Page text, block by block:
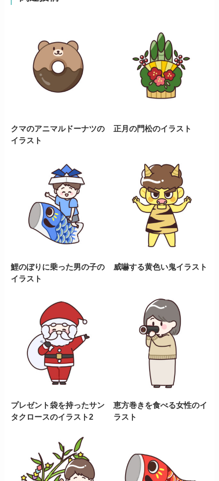
クマのアニマルドーナツの
イラスト
正月の門松のイラスト
鯉のぼりに乗った男の子の
イラスト
威嚇する黄色い鬼イラスト
プレゼント袋を持ったサン
タクロースのイラスト2
恵方巻きを食べる女性のイ
ラスト